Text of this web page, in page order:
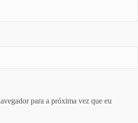
para a próxima vez que eu